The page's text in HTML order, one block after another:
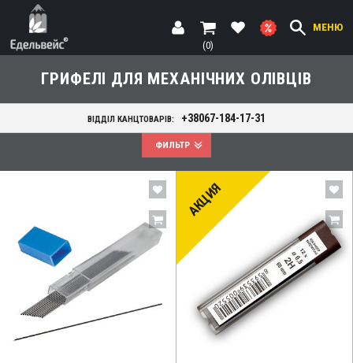
МЕНЮ
(0)
ГРИФЕЛІ ДЛЯ МЕХАНІЧНИХ ОЛІВЦІВ
ВІДДІЛ КАНЦТОВАРІВ: +38067-184-17-31
ФИЛЬТР
АКЦИЯ